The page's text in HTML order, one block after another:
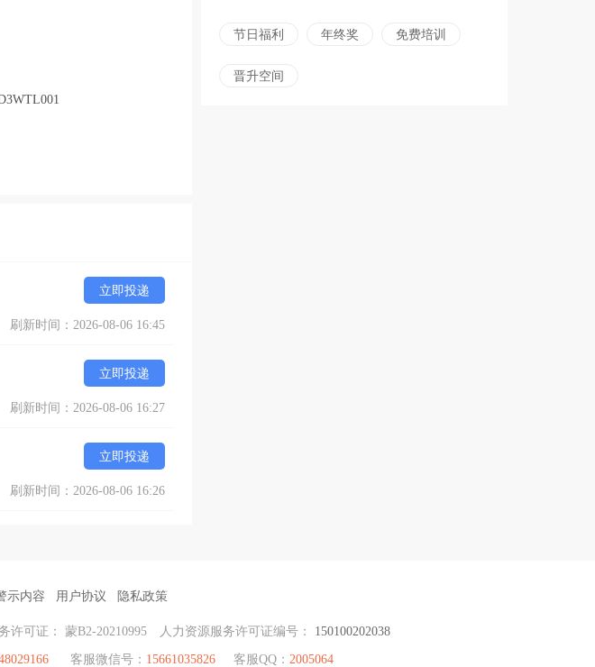
立即投递
刷新时间：2026-08-06 16:45
立即投递
刷新时间：2026-08-06 16:27
立即投递
刷新时间：2026-08-06 16:26
节日福利 年终奖 免费培训
晋升空间
示内容 用户协议 隐私政策
许可证： 蒙B2-20210995 人力资源服务许可证编号： 150100202038
客服微信号： 15661035826 客服QQ： 2005064